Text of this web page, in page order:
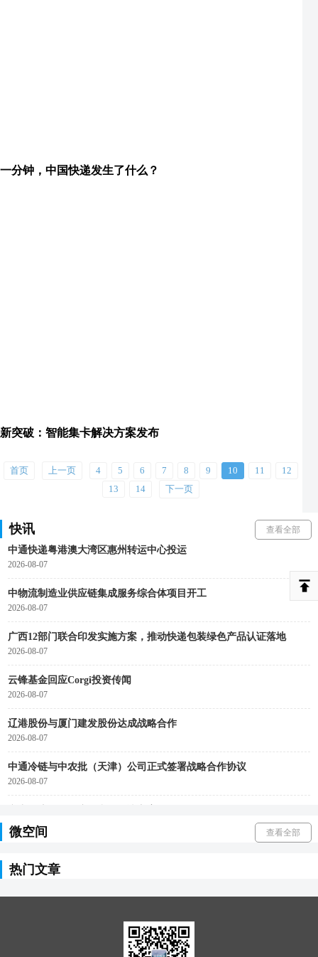
一分钟，中国快递发生了什么？
新突破：智能集卡解决方案发布
首页 上一页 4 5 6 7 8 9 10 11
12
13
14 下一页
快讯 查看全部
中通快递粤港澳大湾区惠州转运中心投运
2026-08-07
中物流制造业供应链集成服务综合体项目开工
2026-08-07
广西12部门联合印发实施方案，推动快递包装绿色产品认证落地
2026-08-07
云锋基金回应Corgi投资传闻
2026-08-07
辽港股份与厦门建发股份达成战略合作
2026-08-07
中通冷链与中农批（天津）公司正式签署战略合作协议
2026-08-07
京东物流发布汽摩配出海解决方案
2026-08-07
驭势科技与Ryde签署合作备忘录
微空间 查看全部
热门文章